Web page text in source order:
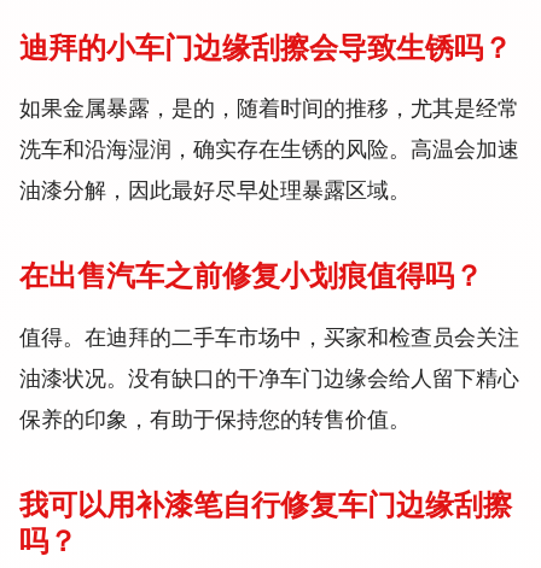
迪拜的小车门边缘刮擦会导致生锈吗？
如果金属暴露，是的，随着时间的推移，尤其是经常
洗车和沿海湿润，确实存在生锈的风险。高温会加速
油漆分解，因此最好尽早处理暴露区域。
在出售汽车之前修复小划痕值得吗？
值得。在迪拜的二手车市场中，买家和检查员会关注
油漆状况。没有缺口的干净车门边缘会给人留下精心
保养的印象，有助于保持您的转售价值。
我可以用补漆笔自行修复车门边缘刮擦
吗？